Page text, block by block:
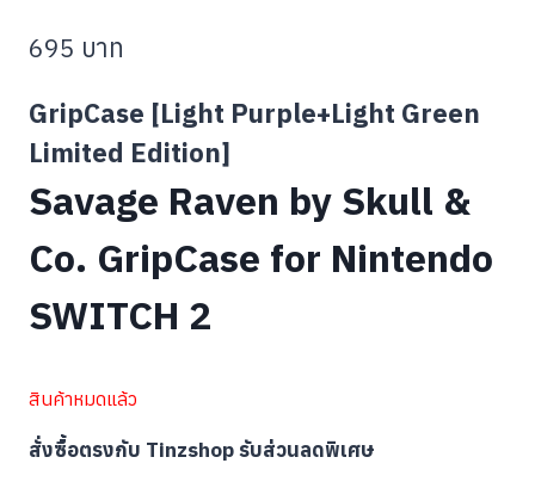
695 บาท
GripCase [Light Purple+Light Green
Limited Edition]
Savage Raven by Skull &
Co. GripCase for Nintendo
SWITCH 2
สินค้าหมดแล้ว
สั่งซื้อตรงกับ Tinzshop รับส่วนลดพิเศษ